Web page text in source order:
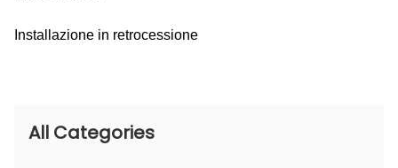
Installazione in retrocessione
All Categories